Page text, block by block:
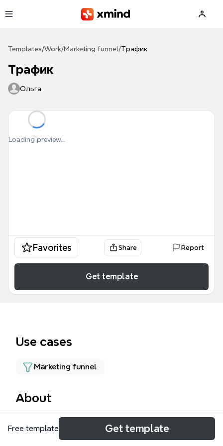
Templates/Work/Marketing funnel/Трафик
Трафик
Ольга
Loading preview...
Favorites Share Report
Get template
Use cases
Marketing funnel
About
Этот Трафик шаблон представляет собой
детальную карту воронки продаж для бренда
Free template Get template